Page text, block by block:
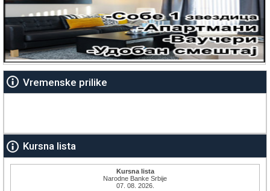
Vremenske prilike
Kursna lista